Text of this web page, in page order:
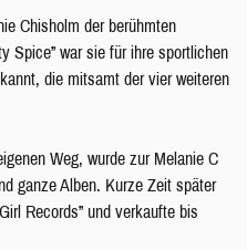
Chisholm der berühmten
Spice” war sie für ihre sportlichen
die mitsamt der vier weiteren
Weg, wurde zur Melanie C
ganze Alben. Kurze Zeit später
Records” und verkaufte bis